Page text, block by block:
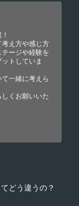
え方や感じ方
ージや経験を
トしていま
一緒に考えら
くお願いいた
どう違うの？